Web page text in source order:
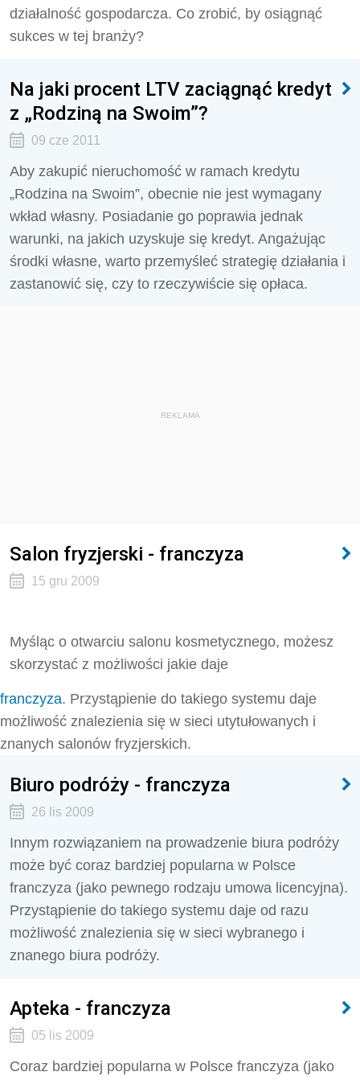
działalność gospodarcza. Co zrobić, by osiągnąć
sukces w tej branży?
Na jaki procent LTV zaciągnąć kredyt
z „Rodziną na Swoim”?
09 cze 2011
Aby zakupić nieruchomość w ramach kredytu
„Rodzina na Swoim”, obecnie nie jest wymagany
wkład własny. Posiadanie go poprawia jednak
warunki, na jakich uzyskuje się kredyt. Angażując
środki własne, warto przemyśleć strategię działania i
zastanowić się, czy to rzeczywiście się opłaca.
REKLAMA
Salon fryzjerski - franczyza
15 gru 2009
Myśląc o otwarciu salonu kosmetycznego, możesz
skorzystać z możliwości jakie daje
franczyza. Przystąpienie do takiego systemu daje
możliwość znalezienia się w sieci utytułowanych i
znanych salonów fryzjerskich.
Biuro podróży - franczyza
26 lis 2009
Innym rozwiązaniem na prowadzenie biura podróży
może być coraz bardziej popularna w Polsce
franczyza (jako pewnego rodzaju umowa licencyjna).
Przystąpienie do takiego systemu daje od razu
możliwość znalezienia się w sieci wybranego i
znanego biura podróży.
Apteka - franczyza
05 lis 2009
Coraz bardziej popularna w Polsce franczyza (jako